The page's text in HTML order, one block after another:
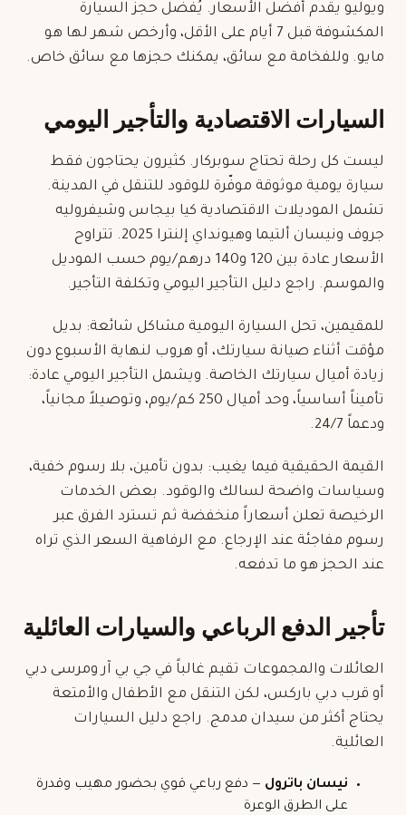
ويوليو يقدم أفضل الأسعار. يُفضل حجز السيارة
المكشوفة
قبل 7 أيام على الأقل، وأرخص شهر لها هو
مايو. وللفخامة مع سائق، يمكنك حجزها مع سائق خاص.
السيارات الاقتصادية والتأجير اليومي
ليست كل رحلة تحتاج سوبركار. كثيرون يحتاجون فقط
سيارة يومية موثوقة موفّرة للوقود للتنقل في المدينة.
تشمل الموديلات الاقتصادية كيا بيجاس وشيفروليه
جروف ونيسان ألتيما وهيونداي إلنترا 2025. تتراوح
الأسعار عادة بين 120 و140 درهم/يوم حسب الموديل
والموسم. راجع دليل التأجير اليومي وتكلفة التأجير.
للمقيمين، تحل السيارة اليومية مشاكل شائعة: بديل
مؤقت أثناء صيانة سيارتك، أو هروب لنهاية الأسبوع دون
زيادة أميال سيارتك الخاصة. ويشمل التأجير اليومي عادة:
تأميناً أساسياً، وحد أميال 250 كم/يوم، وتوصيلاً مجانياً،
ودعماً 24/7.
القيمة الحقيقية فيما يغيب: بدون تأمين، بلا رسوم خفية،
وسياسات واضحة لسالك والوقود. بعض الخدمات
الرخيصة تعلن أسعاراً منخفضة ثم تسترد الفرق عبر
رسوم مفاجئة عند الإرجاع. مع الرفاهية السعر الذي تراه
عند الحجز هو ما تدفعه.
تأجير الدفع الرباعي والسيارات العائلية
العائلات والمجموعات تقيم غالباً في جي بي آر ومرسى دبي
أو قرب دبي باركس، لكن التنقل مع الأطفال والأمتعة
يحتاج أكثر من سيدان مدمج. راجع دليل السيارات
العائلية.
نيسان باترول — دفع رباعي قوي بحضور مهيب وقدرة
على الطرق الوعرة